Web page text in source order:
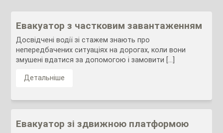
Евакуатор з частковим завантаженням
Досвідчені водії зі стажем знають про
непередбачених ситуаціях на дорогах, коли вони
змушені вдатися за допомогою і замовити […]
Детальніше
Евакуатор зі здвижною платформою